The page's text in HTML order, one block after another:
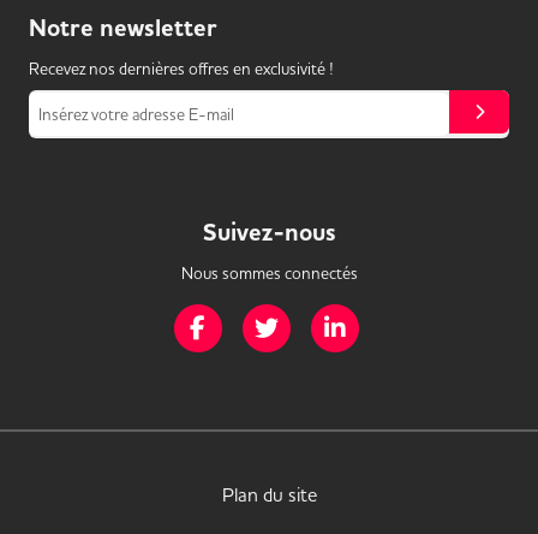
Notre newsletter
Recevez nos dernières offres en exclusivité !
Insérez votre adresse E-mail
Suivez-nous
Nous sommes connectés
Page Facebook de Mission Handicap
Page Twitter de Mission Handicap
Plan du site